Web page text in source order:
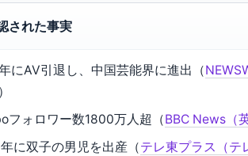
された事実
にAV引退し、中国芸能界に進出（
）
フォロワー数1800万人超（BBC News（
に双子の男児を出産（テレ東プラス（テ